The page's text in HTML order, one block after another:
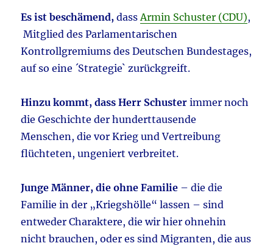
Es ist beschämend, dassArmin Schuster (CDU),
Mitglied des Parlamentarischen
Kontrollgremiums des Deutschen Bundestages,
auf so eine ´Strategie` zurückgreift.
Hinzu kommt, dass Herr Schuster immer noch
die Geschichte der hunderttausende
Menschen, die vor Krieg und Vertreibung
flüchteten, ungeniert verbreitet.
Junge Männer, die ohne Familie – die die
Familie in der „Kriegshölle“ lassen – sind
entweder Charaktere, die wir hier ohnehin
nicht brauchen, oder es sind Migranten, die aus